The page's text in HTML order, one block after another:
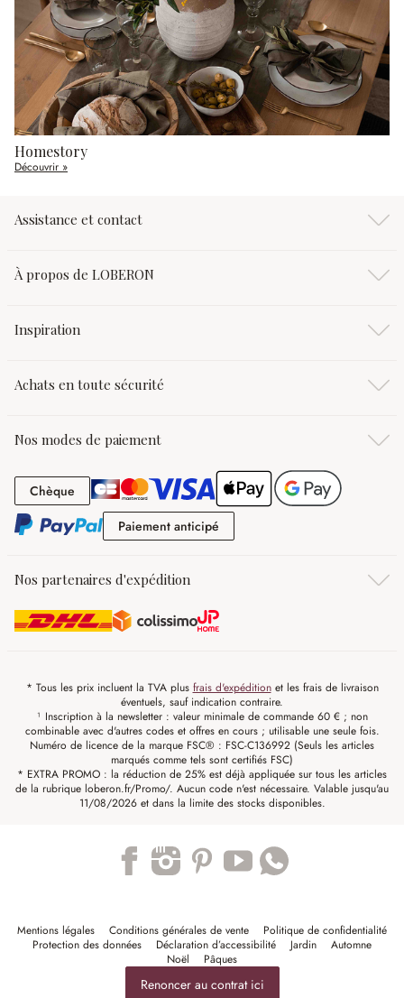
Homestory
Découvrir »
Assistance et contact
À propos de LOBERON
Inspiration
Achats en toute sécurité
Nos modes de paiement
Chèque Chèque
Paiement anticipé
Nos partenaires d'expédition
* Tous les prix incluent la TVA plus frais d'expéditionet les frais de livraison
éventuels, sauf indication contraire.
¹ Inscription à la newsletter : valeur minimale de commande 60 € ; non
combinable avec d'autres codes et offres en cours ; utilisable une seule fois.
Numéro de licence de la marque FSC® : FSC-C136992 (Seuls les articles
marqués comme tels sont certifiés FSC)
* EXTRA PROMO : la réduction de 25% est déjà appliquée sur tous les articles
de la rubrique loberon.fr/Promo/. Aucun code n'est nécessaire. Valable jusqu'au
11/08/2026 et dans la limite des stocks disponibles.
Mentions légales Conditions générales de vente
Politique de confidentialité
Protection des données
Déclaration d’accessibilité Jardin
Automne
Noël
Pâques
Renoncer au contrat ici